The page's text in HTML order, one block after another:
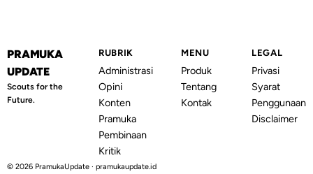
PRAMUKA
UPDATE
Scouts for the
Future.
RUBRIK
Administrasi
Opini
Konten
Pramuka
Pembinaan
Kritik
MENU
Produk
Tentang
Kontak
LEGAL
Privasi
Syarat
Penggunaan
Disclaimer
© 2026 PramukaUpdate · pramukaupdate.id